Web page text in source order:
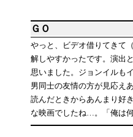
ＧＯ
やっと、ビデオ借りてきて
解しやすかったです。演出
思いました。ジョンイルも
男同士の友情の方が見応え
読んだときからあんまり好
な映画でしたね…。「俺は